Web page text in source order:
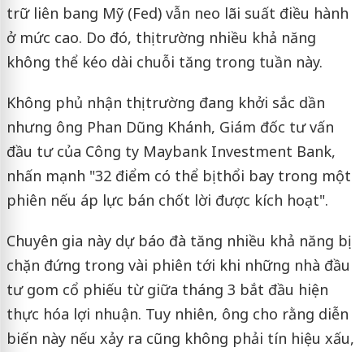
trữ liên bang Mỹ (Fed) vẫn neo lãi suất điều hành
ở mức cao. Do đó, thị trường nhiều khả năng
không thể kéo dài chuỗi tăng trong tuần này.
Không phủ nhận thị trường đang khởi sắc dần
nhưng ông Phan Dũng Khánh, Giám đốc tư vấn
đầu tư của Công ty Maybank Investment Bank,
nhấn mạnh "32 điểm có thể bị thổi bay trong một
phiên nếu áp lực bán chốt lời được kích hoạt".
Chuyên gia này dự báo đà tăng nhiều khả năng bị
chặn đứng trong vài phiên tới khi những nhà đầu
tư gom cổ phiếu từ giữa tháng 3 bắt đầu hiện
thực hóa lợi nhuận. Tuy nhiên, ông cho rằng diễn
biến này nếu xảy ra cũng không phải tín hiệu xấu,